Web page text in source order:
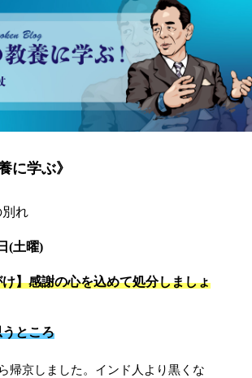
職場の教養に学ぶ！～転ばぬ先の杖～
に学ぶ》
れ
(土曜)
】感謝の心を込めて処分しましょ
ところ
帰京しました。インド人より黒くな